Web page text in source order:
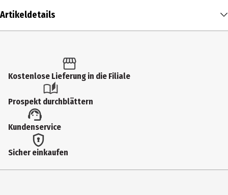
Artikeldetails
Produkttyp
Schlüsselanhänger
Materialdetails
Ananasblattfaser, Baumwolle, Metall
Kostenlose Lieferung in die Filiale
Prospekt durchblättern
Kundenservice
Sicher einkaufen